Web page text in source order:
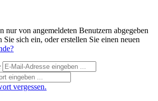
nur von angemeldeten Benutzern abgegeben
sich ein, oder erstellen Sie einen neuen
vergessen.